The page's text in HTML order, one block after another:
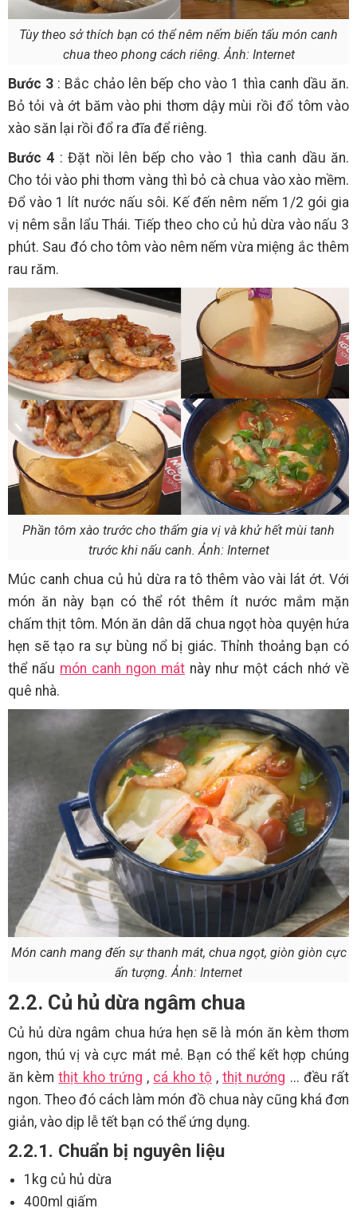
Tùy theo sở thích bạn có thể nêm nếm biến tấu món canh
chua theo phong cách riêng. Ảnh: Internet
Bước 3 : Bắc chảo lên bếp cho vào 1 thìa canh dầu ăn.
Bỏ tỏi và ớt băm vào phi thơm dậy mùi rồi đổ tôm vào
xào săn lại rồi đổ ra đĩa để riêng.
Bước 4 : Đặt nồi lên bếp cho vào 1 thìa canh dầu ăn.
Cho tỏi vào phi thơm vàng thì bỏ cà chua vào xào mềm.
Đổ vào 1 lít nước nấu sôi. Kế đến nêm nếm 1/2 gói gia
vị nêm sẵn lẩu Thái. Tiếp theo cho củ hủ dừa vào nấu 3
phút. Sau đó cho tôm vào nêm nếm vừa miệng ắc thêm
rau răm.
Phần tôm xào trước cho thấm gia vị và khử hết mùi tanh
trước khi nấu canh. Ảnh: Internet
Múc canh chua củ hủ dừa ra tô thêm vào vài lát ớt. Với
món ăn này bạn có thể rót thêm ít nước mắm mặn
chấm thịt tôm. Món ăn dân dã chua ngọt hòa quyện hứa
hẹn sẽ tạo ra sự bùng nổ bị giác. Thỉnh thoảng bạn có
thể nấu món canh ngon mát này như một cách nhớ về
quê nhà.
Món canh mang đến sự thanh mát, chua ngọt, giòn giòn cực
ấn tượng. Ảnh: Internet
2.2. Củ hủ dừa ngâm chua
Củ hủ dừa ngâm chua hứa hẹn sẽ là món ăn kèm thơm
ngon, thú vị và cực mát mẻ. Bạn có thể kết hợp chúng
ăn kèmthịt kho trứng , cá kho tộ,thịt nướng ... đều rất
ngon. Theo đó cách làm món đồ chua này cũng khá đơn
giản, vào dịp lễ tết bạn có thể ứng dụng.
2.2.1. Chuẩn bị nguyên liệu
1kg củ hủ dừa
400ml giấm